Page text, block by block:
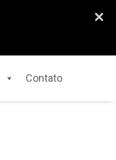
Contato